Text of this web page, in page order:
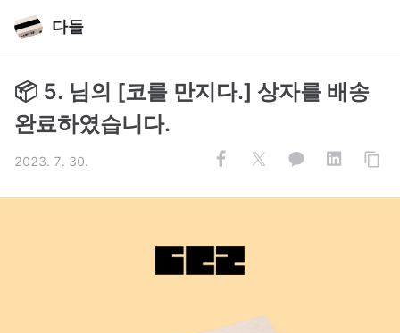
다들
📦 5. 님의 [코를 만지다.] 상자를 배송
완료하였습니다.
2023. 7. 30.